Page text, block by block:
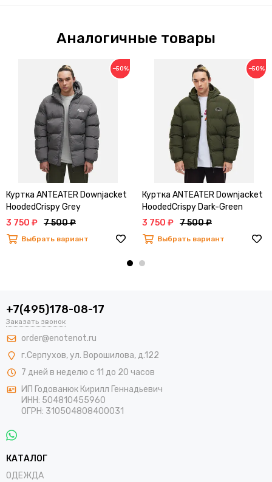
Аналогичные товары
−50%
Куртка ANTEATER Downjacket
HoodedCrispy Grey
3 750 ₽ 7 500 ₽
Выбрать вариант
−50%
Куртка ANTEATER Downjacket
HoodedCrispy Dark-Green
3 750 ₽ 7 500 ₽
Выбрать вариант
+7(495)178-08-17
Заказать звонок
order@enotenot.ru
г.Серпухов, ул. Ворошилова, д.122
7 дней в неделю с 11 до 20 часов
ИП Годованюк Кирилл Геннадьевич
ИНН: 504810455960
ОГРН: 310504808400031
КАТАЛОГ
ОДЕЖДА